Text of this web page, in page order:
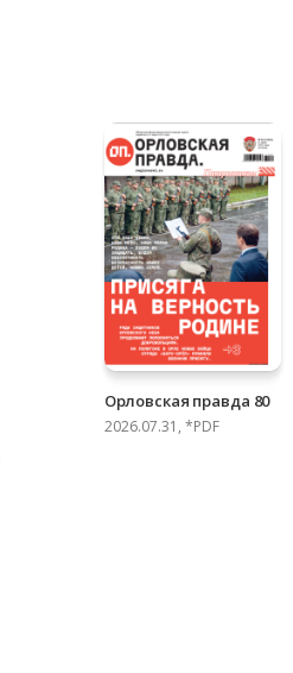
Орловская правда 80
2026.07.31, *PDF